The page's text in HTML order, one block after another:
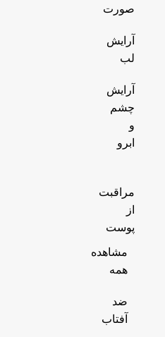
صورت
آرایش
لب
آرایش
چشم
و
ابرو
مراقبت
از
پوست
مشاهده
همه
ضد
آفتاب